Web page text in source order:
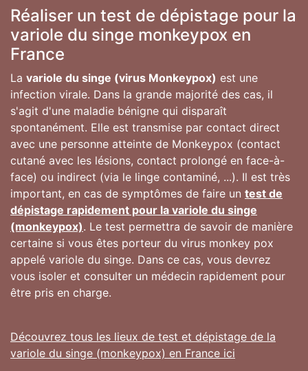
Réaliser un test de dépistage pour la
variole du singe monkeypox en
France
La variole du singe (virus Monkeypox) est une
infection virale. Dans la grande majorité des cas, il
s'agit d'une maladie bénigne qui disparaît
spontanément. Elle est transmise par contact direct
avec une personne atteinte de Monkeypox (contact
cutané avec les lésions, contact prolongé en face-à-
face) ou indirect (via le linge contaminé, ...). Il est très
important, en cas de symptômes de faire un test de
dépistage rapidement pour la variole du singe
(monkeypox). Le test permettra de savoir de manière
certaine si vous êtes porteur du virus monkey pox
appelé variole du singe. Dans ce cas, vous devrez
vous isoler et consulter un médecin rapidement pour
être pris en charge.
Découvrez tous les lieux de test et dépistage de la
variole du singe (monkeypox) en France ici